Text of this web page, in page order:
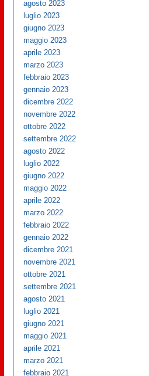
agosto 2023
luglio 2023
giugno 2023
maggio 2023
aprile 2023
marzo 2023
febbraio 2023
gennaio 2023
dicembre 2022
novembre 2022
ottobre 2022
settembre 2022
agosto 2022
luglio 2022
giugno 2022
maggio 2022
aprile 2022
marzo 2022
febbraio 2022
gennaio 2022
dicembre 2021
novembre 2021
ottobre 2021
settembre 2021
agosto 2021
luglio 2021
giugno 2021
maggio 2021
aprile 2021
marzo 2021
febbraio 2021